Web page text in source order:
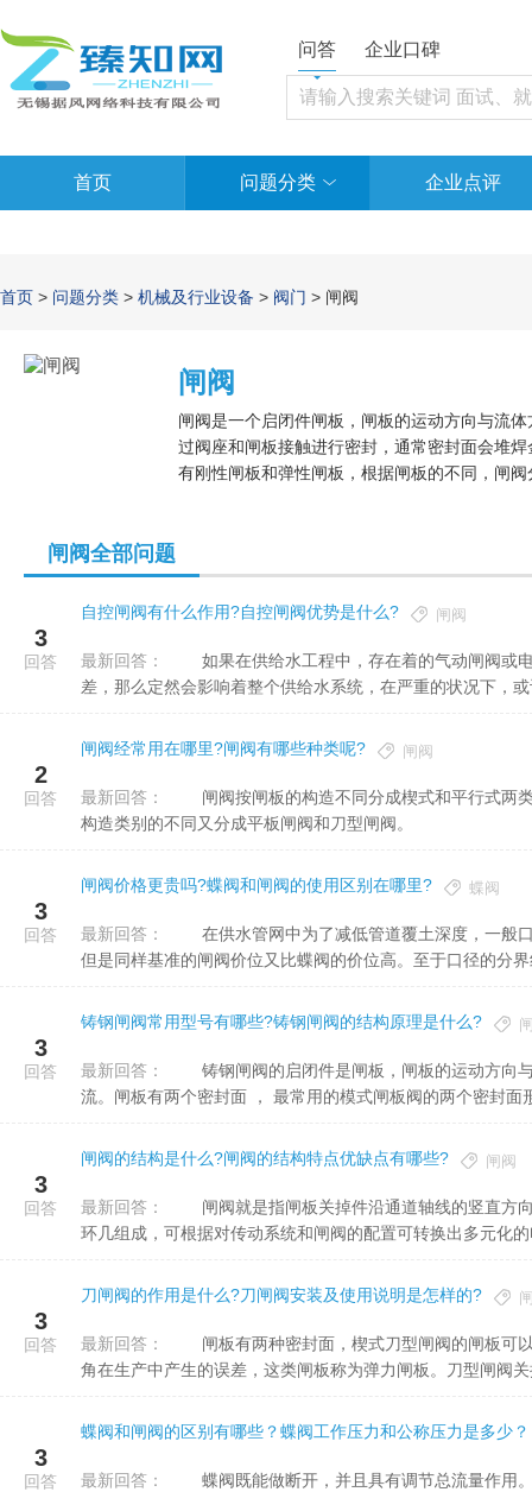
问答 企业口碑
首页 问题分类 企业点评
首页 > 问题分类 > 机械及行业设备 > 阀门 > 闸阀
闸阀
闸阀是一个启闭件闸板，闸板的运动方向与流
过阀座和闸板接触进行密封，通常密封面会堆
有刚性闸板和弹性闸板，根据闸板的不同，闸
闸阀全部问题
3
回答
自控闸阀有什么作用?自控闸阀优势是什么? 闸阀
最新回答：
差，那么定然会影响着整个供给水系统，在严重的状况下，
2
回答
闸阀经常用在哪里?闸阀有哪些种类呢? 闸阀
最新回答：
构造类别的不同又分成平板闸阀和刀型闸阀。
3
回答
闸阀价格更贵吗?蝶阀和闸阀的使用区别在哪里? 蝶阀
最新回答：
但是同样基准的闸阀价位又比蝶阀的价位高。至于口径的分
3
回答
铸钢闸阀常用型号有哪些?铸钢闸阀的结构原理是什么?
最新回答：
流。闸板有两个密封面 ， 最常用的模式闸板阀的两个密封面
3
回答
闸阀的结构是什么?闸阀的结构特点优缺点有哪些? 闸阀
最新回答：
环几组成，可根据对传动系统和闸阀的配置可转换出多元化
3
回答
刀闸阀的作用是什么?刀闸阀安装及使用说明是怎样的?
最新回答：
角在生产中产生的误差，这类闸板称为弹力闸板。刀型闸阀
3
回答
蝶阀和闸阀的区别有哪些？蝶阀工作压力和公称压力是多少？
最新回答：